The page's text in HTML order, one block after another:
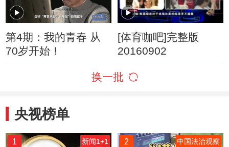
静 韩聪
第4期：我的青春 从
70岁开始！
[体育咖吧]完整版
20160902
换一批
央视榜单
1 新闻1+1 2 中国法治观察